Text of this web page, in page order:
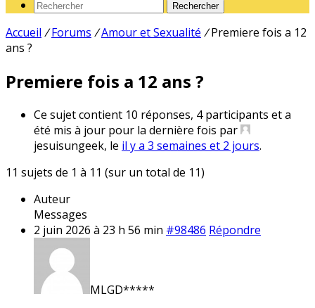
Rechercher
Accueil / Forums /Amour et Sexualité / Premiere fois a 12
ans ?
Premiere fois a 12 ans ?
Ce sujet contient 10 réponses, 4 participants et a
été mis à jour pour la dernière fois par
jesuisungeek, le il y a 3 semaines et 2 jours.
11 sujets de 1 à 11 (sur un total de 11)
Auteur
Messages
2 juin 2026 à 23 h 56 min #98486 Répondre
MLGD*****